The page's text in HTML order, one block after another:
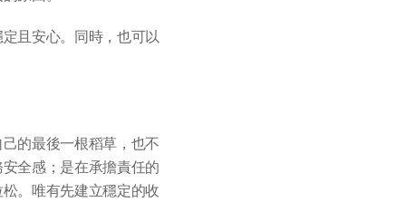
且安心。同時，也可以
的最後一根稻草，也不
全感；是在承擔責任的
。唯有先建立穩定的收